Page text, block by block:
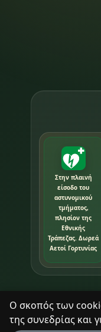
Ο σκοπός των
της συνεδρίας και
Στην πλαινή
είσοδο του
αστυνομικού
τμήματος,
πλησίον της
Εθνικής
Τράπεζας. Δωρεά
Αετοί Γορτυνίας